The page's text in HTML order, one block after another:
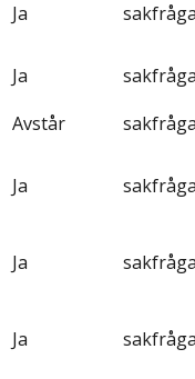
Ja
Ja
Avstår
Ja
Ja
Ja